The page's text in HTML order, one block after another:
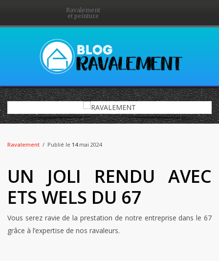
Ravalement
et peinture
Ravalement Publié le 14mai 2024
UN JOLI RENDU AVEC
ETS WELS DU 67
Vous serez ravie de la prestation de notre entreprise dans le 67
grâce à l’expertise de nos ravaleurs.